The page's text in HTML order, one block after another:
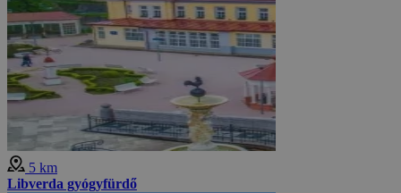
5 km
Libverda gyógyfürdő